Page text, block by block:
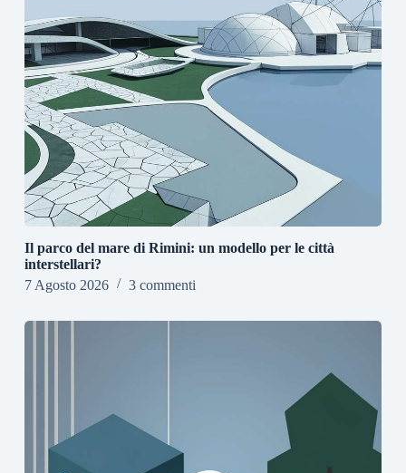
Il parco del mare di Rimini: un modello per le città
interstellari?
7 Agosto 2026
3 commenti